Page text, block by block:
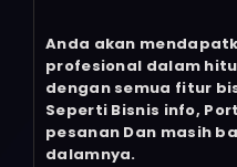
Anda akan
profesional dalam
dengan semua fitur
Seperti Bisnis info,
pesanan Dan masih
dalamnya.